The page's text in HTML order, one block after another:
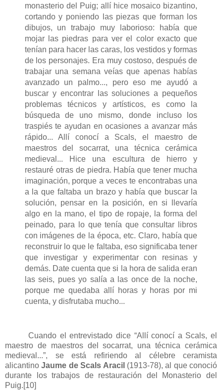
monasterio del Puig; allí hice mosaico bizantino,
cortando y poniendo las piezas que forman los
dibujos, un trabajo muy laborioso: había que
mojar las piedras para ver el color exacto que
tenían para hacer las caras, los vestidos y formas
de los personajes. Era muy costoso, después de
trabajar una semana veías que apenas habías
avanzado un palmo..., pero eso me ayudó a
buscar y encontrar las soluciones a pequeños
problemas técnicos y artísticos, es como la
búsqueda de uno mismo, donde incluso los
traspiés te ayudan en ocasiones a avanzar más
rápido... Allí conocí a Scals, el maestro de
maestros del socarrat, una técnica cerámica
medieval... Hice una escultura de hierro y
restauré otras de piedra. Había que tener mucha
imaginación, porque a veces te encontrabas una
a la que faltaba un brazo y había que buscar la
solución, pensar en la posición, en si llevaría
algo en la mano, el tipo de ropaje, la forma del
peinado, para lo que tenía que consultar libros
con imágenes de la época, etc. Claro, había que
reconstruir lo que le faltaba, eso significaba tener
que investigar y experimentar con resinas y
demás. Date cuenta que si la hora de salida eran
las seis, pues yo salía a las once de la noche,
porque me quedaba allí horas y horas por mi
cuenta, y disfrutaba mucho...
Cuando el entrevistado dice “Allí conocí a Scals, el
maestro de maestros del socarrat, una técnica cerámica
medieval...”, se está refiriendo al célebre ceramista
alicantinoJaume de Scals Aracil (1913-78), al que conoció
durante los trabajos de restauración del Monasterio del
Puig.[10]